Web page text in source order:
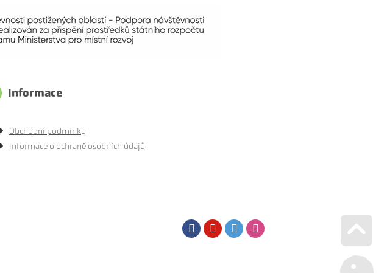
Informace
Obchodní podmínky
Informace o ochraně osobních údajů
FacebookYoutubeTwitter
Go